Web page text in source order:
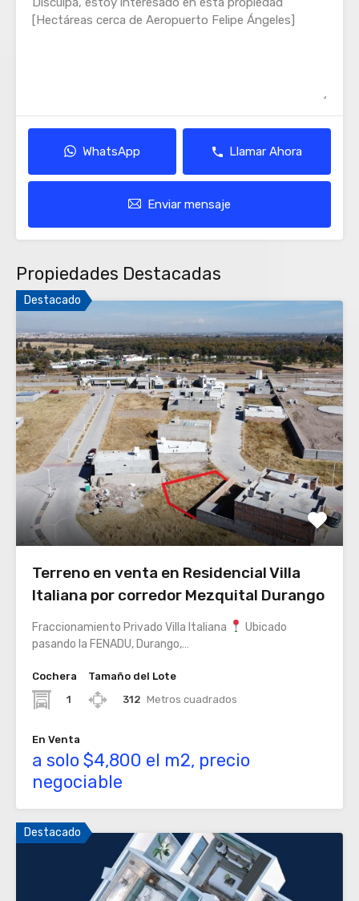
WhatsApp Llamar Ahora
Enviar mensaje
Propiedades Destacadas
Destacado
Terreno en venta en Residencial Villa
Italiana por corredor Mezquital Durango
Fraccionamiento Privado Villa Italiana
Ubicado
pasando la FENADU, Durango,…
Cochera
1
Tamaño del Lote
312 Metros cuadrados
En Venta
a solo $4,800 el m2, precio
negociable
Destacado